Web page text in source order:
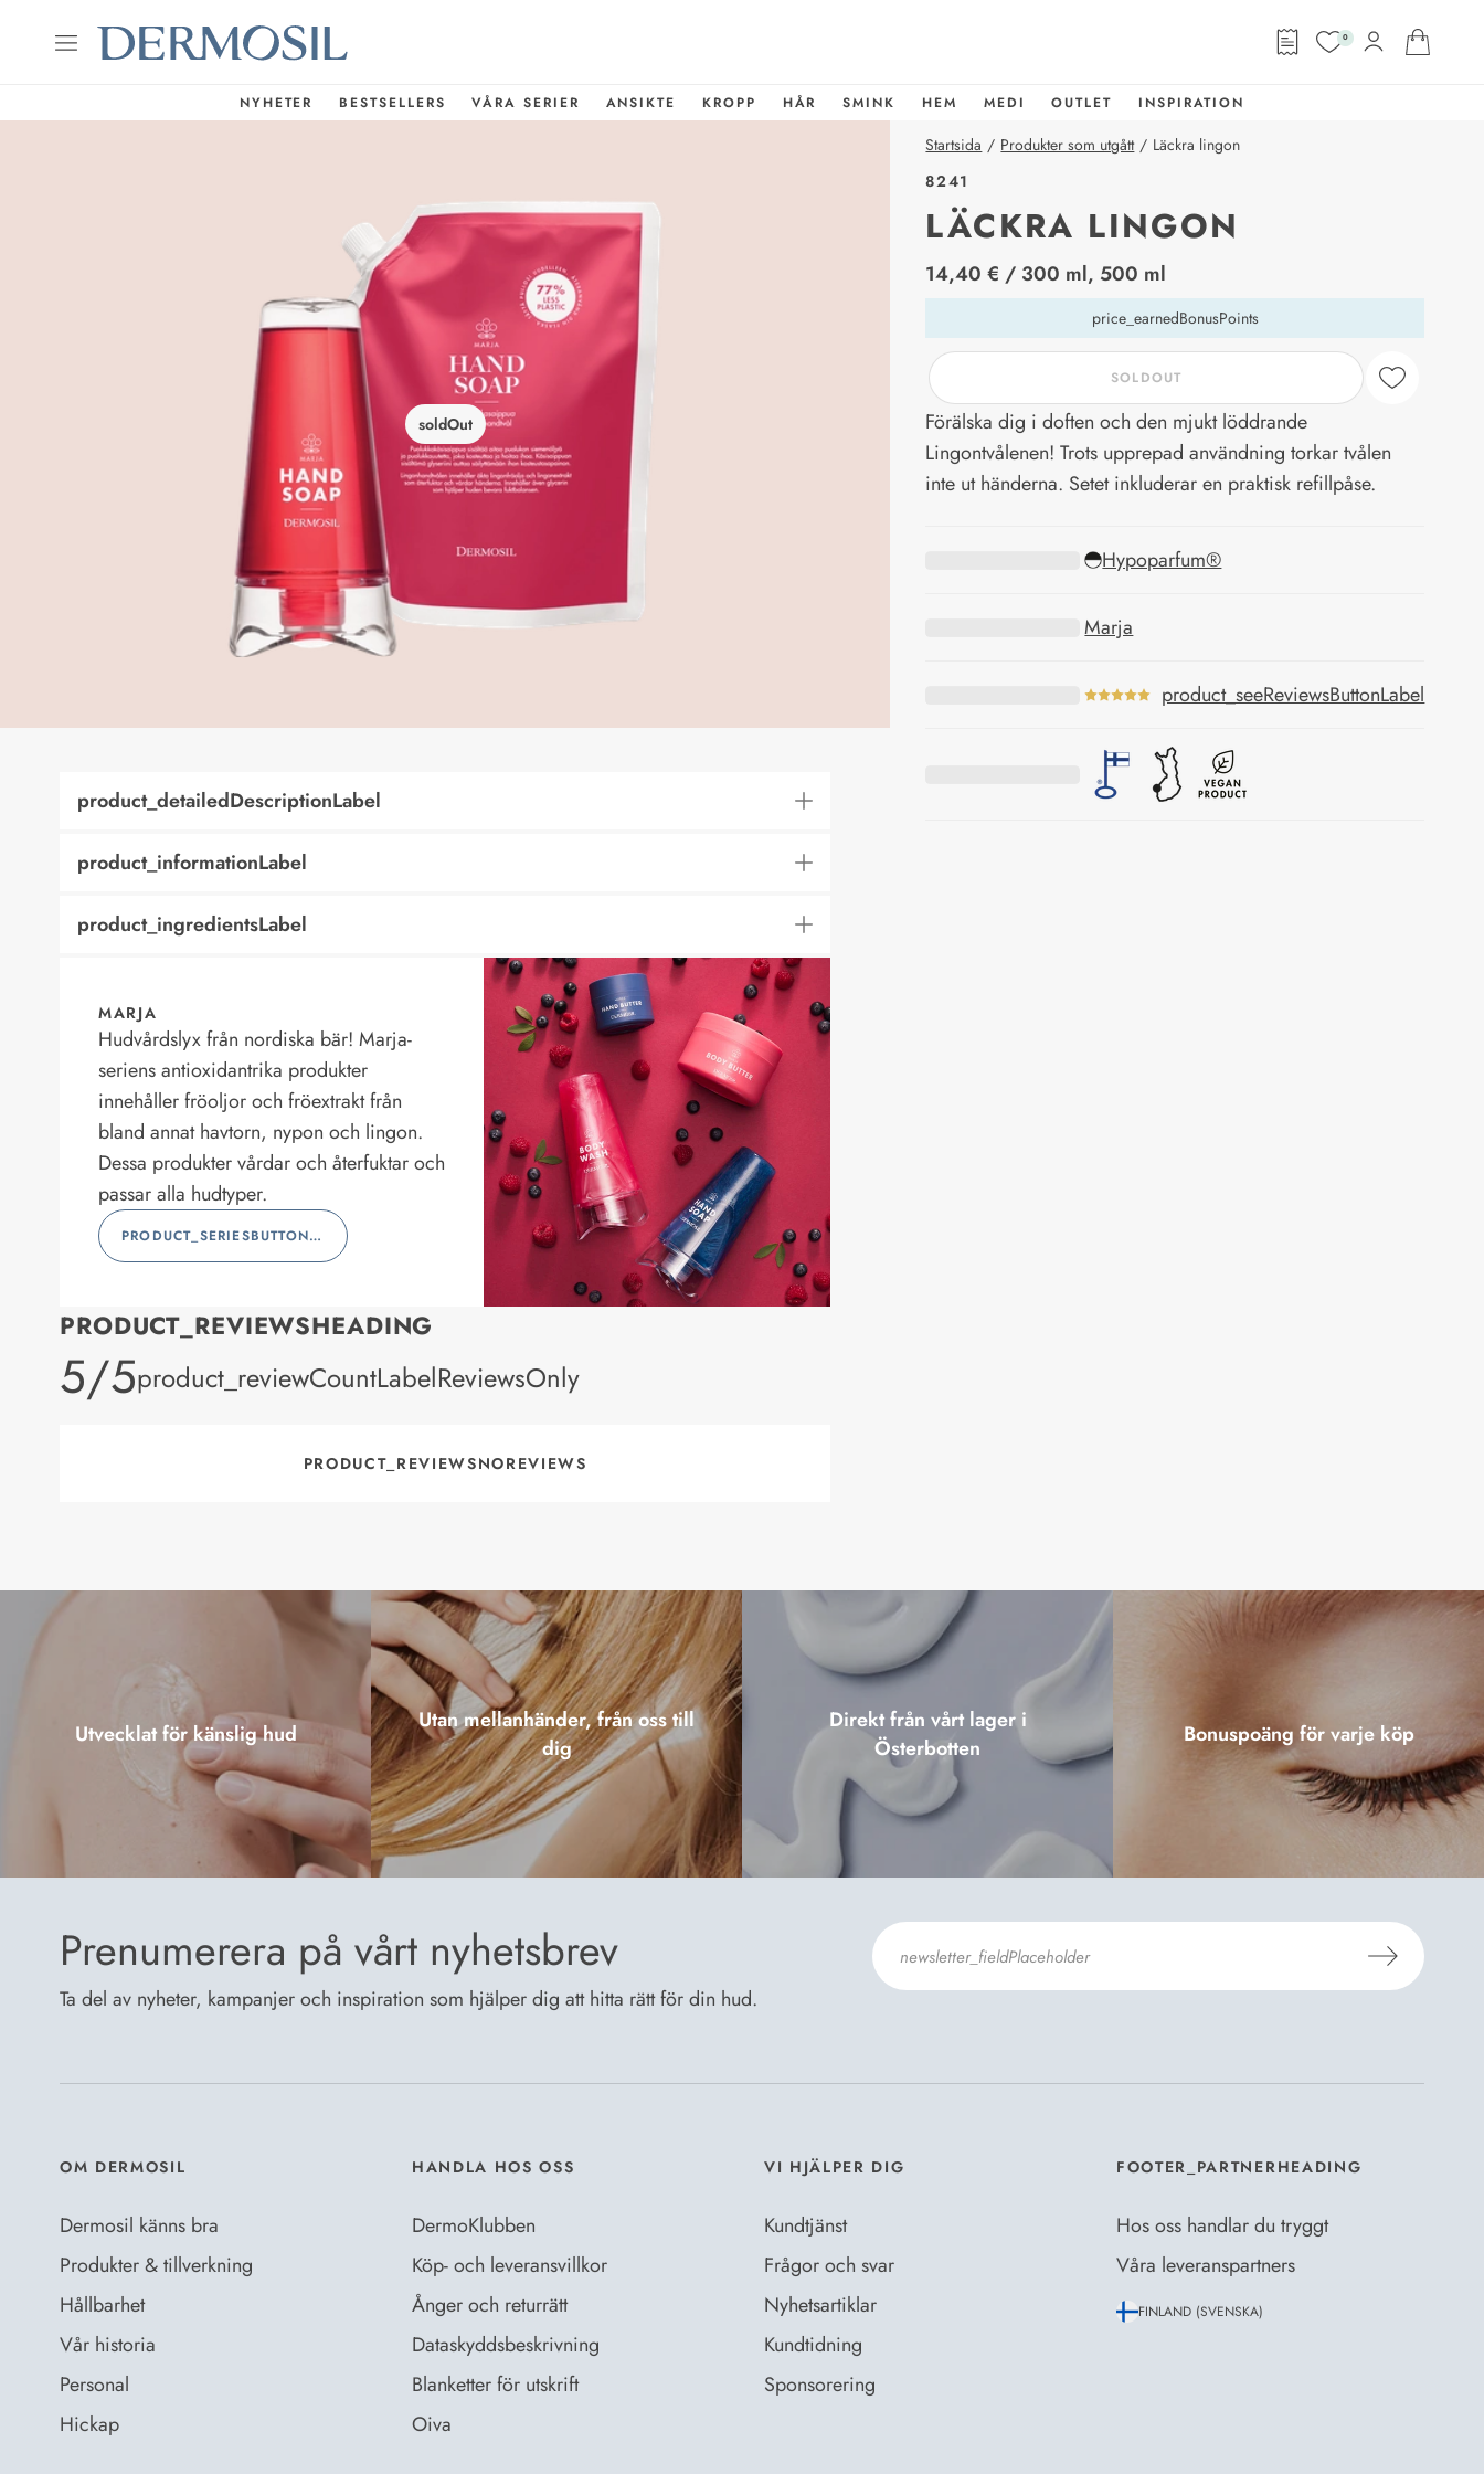
0
NYHETER BESTSELLERS VÅRA SERIER ANSIKTE KROPP HÅR SMINK HEM MEDI OUTLET INSPIRATION
soldOut
Startsida / Produkter som utgått / Läckra lingon
8241
LÄCKRA LINGON
price_label
14,40 € / 300 ml, 500 ml
price_earnedBonusPoints
SOLDOUT
Förälska dig i doften och den mjukt löddrande
Lingontvålenen! Trots upprepad användning torkar tvålen
inte ut händerna. Setet inkluderar en praktisk refillpåse.
Hypoparfum®
Marja
product_seeReviewsButtonLabel
product_detailedDescriptionLabel
product_informationLabel
product_ingredientsLabel
MARJA
Hudvårdslyx från nordiska bär! Marja-
seriens antioxidantrika produkter
innehåller fröoljor och fröextrakt från
bland annat havtorn, nypon och lingon.
Dessa produkter vårdar och återfuktar och
passar alla hudtyper.
PRODUCT_SERIESBUTTONLABEL
PRODUCT_REVIEWSHEADING
product_rating
5/5product_reviewCountLabelReviewsOnly
PRODUCT_REVIEWSNOREVIEWS
Utvecklat för känslig hud
Utan mellanhänder, från oss till
dig
Direkt från vårt lager i
Österbotten
Bonuspoäng för varje köp
Prenumerera på vårt nyhetsbrev
Ta del av nyheter, kampanjer och inspiration som hjälper dig att hitta rätt för din hud.
OM DERMOSIL
Dermosil känns bra
Produkter & tillverkning
Hållbarhet
Vår historia
Personal
Hickap
HANDLA HOS OSS
DermoKlubben
Köp- och leveransvillkor
Ånger och returrätt
Dataskyddsbeskrivning
Blanketter för utskrift
Oiva
VI HJÄLPER DIG
Kundtjänst
Frågor och svar
Nyhetsartiklar
Kundtidning
Sponsorering
FOOTER_PARTNERHEADING
Hos oss handlar du tryggt
Våra leveranspartners
FINLAND (SVENSKA)